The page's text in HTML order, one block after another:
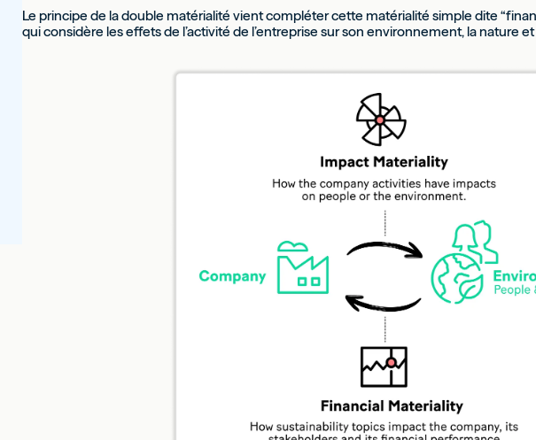
Le principe de la double matérialité vient compléter cette matérialité simple dite
qui considère les effets de l’activité de l’entreprise sur son environnement, la nature